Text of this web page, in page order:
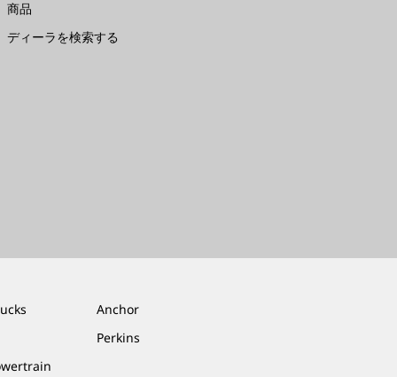
商品
ディーラを検索する
Anchor
Perkins